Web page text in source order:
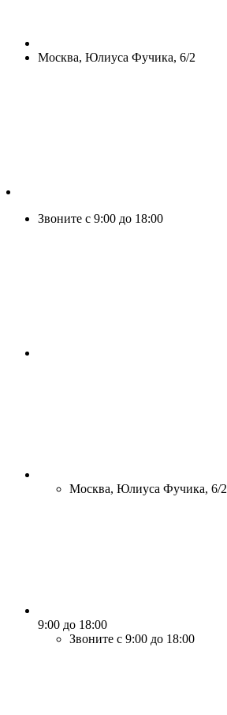
Москва, Юлиуса Фучика, 6/2
Звоните с 9:00 до 18:00
Москва, Юлиуса Фучика, 6/2
9:00 до 18:00
Звоните с 9:00 до 18:00